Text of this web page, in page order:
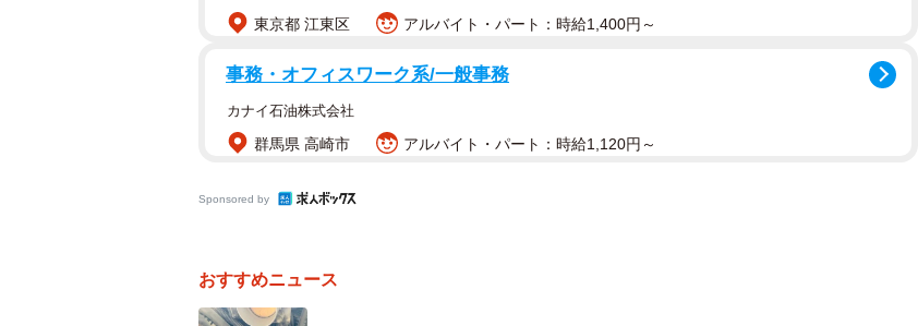
イグニッションコイルとは（提供：norico by ガリバー）
イグニッションコイルは、エンジンが動くために必要不可欠な重要な部品です。現在の車に
▽イグニッションコイルの役割
東京都 江東区 アルバイト・パート：時給1,400円～
事務・オフィスワーク系/一般事務
カナイ石油株式会社
群馬県 高崎市 アルバイト・パート：時給1,120円～
Sponsored by
おすすめニュース